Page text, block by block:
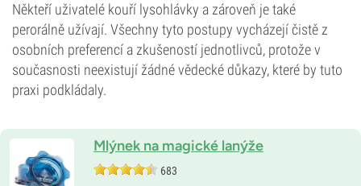
Někteří uživatelé kouří lysohlávky a zároveň je také
perorálně užívají. Všechny tyto postupy vycházejí čistě z
osobních preferencí a zkušeností jednotlivců, protože v
současnosti neexistují žádné vědecké důkazy, které by tuto
praxi podkládaly.
Mlýnek na magické lanýže
683